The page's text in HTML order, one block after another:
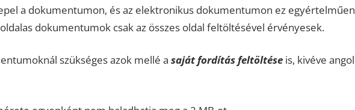
a dokumentumon, és az elektronikus dokumentumon ez egyértelműen
dokumentumok csak az összes oldal feltöltésével érvényesek.
szükséges azok mellé a saját fordítás feltöltéseis, kivéve angol